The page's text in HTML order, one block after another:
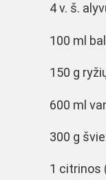
4 v. š.
100 ml
150 g
600 ml
300 g
1 citrinos